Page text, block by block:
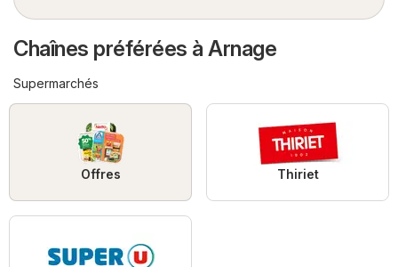
Chaînes préférées à Arnage
Supermarchés
Offres Thiriet